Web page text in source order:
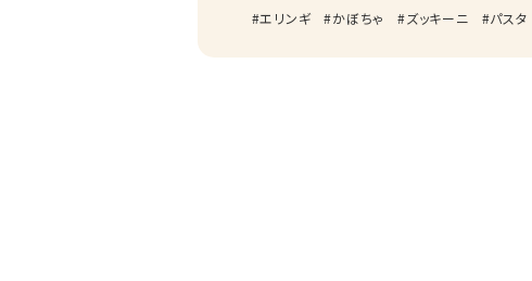
エリンギ かぼちゃ ズッキーニ パスタ